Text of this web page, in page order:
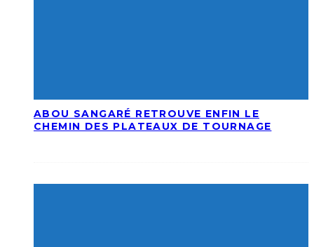
ABOU SANGARÉ RETROUVE ENFIN LE
CHEMIN DES PLATEAUX DE TOURNAGE